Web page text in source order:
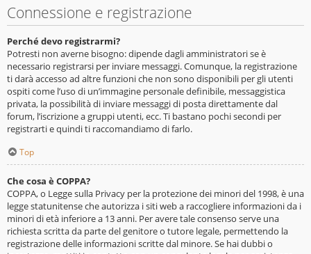
Connessione e registrazione
Perché devo registrarmi?
Potresti non averne bisogno: dipende dagli amministratori se è
necessario registrarsi per inviare messaggi. Comunque, la registrazione
ti darà accesso ad altre funzioni che non sono disponibili per gli utenti
ospiti come l’uso di un’immagine personale definibile, messaggistica
privata, la possibilità di inviare messaggi di posta direttamente dal
forum, l’iscrizione a gruppi utenti, ecc. Ti bastano pochi secondi per
registrarti e quindi ti raccomandiamo di farlo.
Top
Che cosa è COPPA?
COPPA, o Legge sulla Privacy per la protezione dei minori del 1998, è una
legge statunitense che autorizza i siti web a raccogliere informazioni da i
minori di età inferiore a 13 anni. Per avere tale consenso serve una
richiesta scritta da parte del genitore o tutore legale, permettendo la
registrazione delle informazioni scritte dal minore. Se hai dubbi o